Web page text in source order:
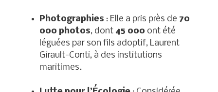
Photographies : Elle a pris près de 70
000 photos, dont 45 000 ont été
léguées par son fils adoptif, Laurent
Girault-Conti, à des institutions
maritimes.